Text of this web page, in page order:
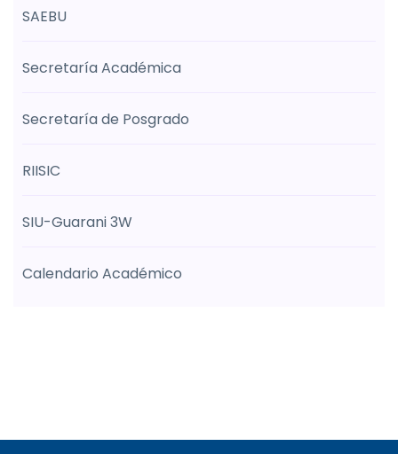
SAEBU
Secretaría Académica
Secretaría de Posgrado
RIISIC
SIU-Guarani 3W
Calendario Académico